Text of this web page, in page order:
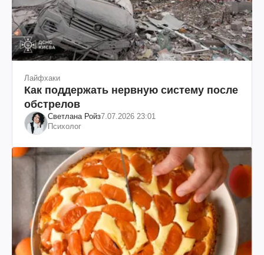
Лайфхаки
Как поддержать нервную систему после
обстрелов
Светлана Ройз7.07.2026 23:01
Психолог